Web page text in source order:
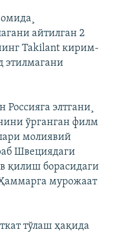
айтилган 2
Takilant кирим-
этилмагани
элтгани¸
ўрганган филм
молиявий
Швециядаги
қилиш борасидаги
мурожаат
тўлаш ҳақида